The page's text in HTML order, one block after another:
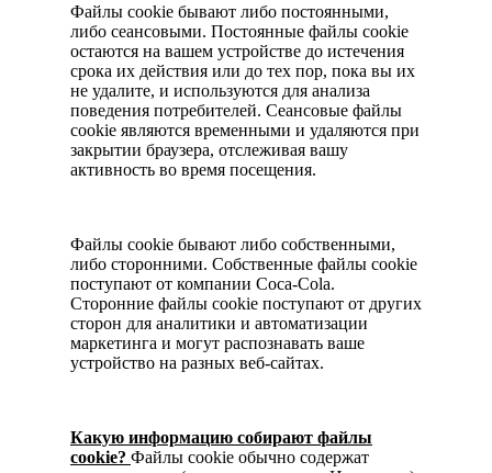
Файлы cookie бывают либо постоянными,
либо сеансовыми. Постоянные файлы cookie
остаются на вашем устройстве до истечения
срока их действия или до тех пор, пока вы их
не удалите, и используются для анализа
поведения потребителей. Сеансовые файлы
cookie являются временными и удаляются при
закрытии браузера, отслеживая вашу
активность во время посещения.
Файлы cookie бывают либо собственными,
либо сторонними. Собственные файлы cookie
поступают от компании Coca-Cola.
Сторонние файлы cookie поступают от других
сторон для аналитики и автоматизации
маркетинга и могут распознавать ваше
устройство на разных веб-сайтах.
Какую информацию собирают файлы
cookie? Файлы cookie обычно содержат